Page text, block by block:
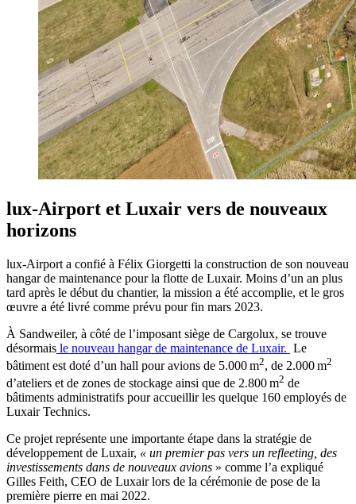
lux-Airport et Luxair vers de nouveaux
horizons
lux-Airport a confié à Félix Giorgetti la construction de son nouveau
hangar de maintenance pour la flotte de Luxair. Moins d’un an plus
tard après le début du chantier, la mission a été accomplie, et le gros
œuvre a été livré comme prévu pour fin mars 2023.
À Sandweiler, à côté de l’imposant siège de Cargolux, se trouve
désormais le nouveau hangar de maintenance de Luxair. Le
bâtiment est doté d’un hall pour avions de 5.000 m2, de 2.000 m2
d’ateliers et de zones de stockage ainsi que de 2.800 m2 de
bâtiments administratifs pour accueillir les quelque 160 employés de
Luxair Technics.
Ce projet représente une importante étape dans la stratégie de
développement de Luxair, « un premier pas vers un refleeting, des
investissements dans de nouveaux avions » comme l’a expliqué
Gilles Feith, CEO de Luxair lors de la cérémonie de pose de la
première pierre en mai 2022.